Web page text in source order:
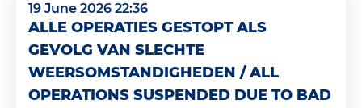
19 June 2026 22:36
ALLE OPERATIES GESTOPT ALS
GEVOLG VAN SLECHTE
WEERSOMSTANDIGHEDEN / ALL
OPERATIONS SUSPENDED DUE TO BAD